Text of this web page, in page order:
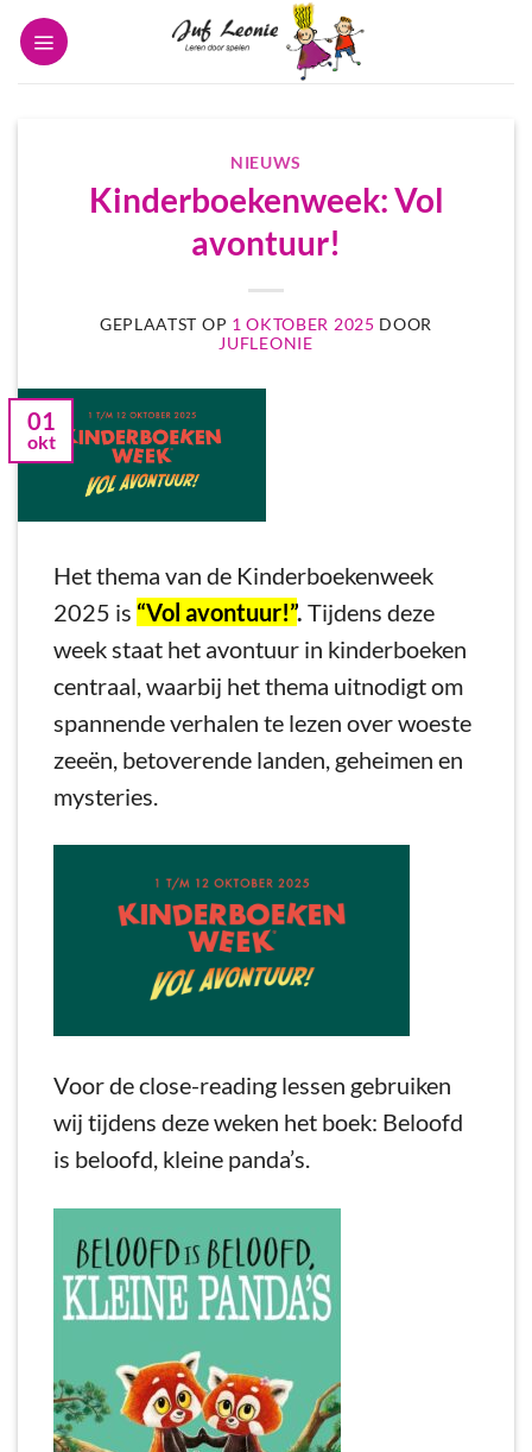
Ga
naar
NIEUWS
Kinderboekenweek: Vol
avontuur!
GEPLAATST OP 1 OKTOBER 2025 DOOR
JUFLEONIE
01
okt
Het thema van de Kinderboekenweek
2025 is “Vol avontuur!”. Tijdens deze
week staat het avontuur in kinderboeken
centraal, waarbij het thema uitnodigt om
spannende verhalen te lezen over woeste
zeeën, betoverende landen, geheimen en
mysteries.
Voor de close-reading lessen gebruiken
wij tijdens deze weken het boek: Beloofd
is beloofd, kleine panda’s.